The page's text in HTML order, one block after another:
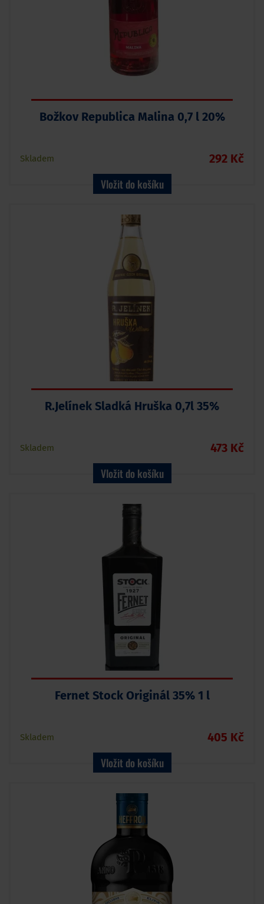
Božkov Republica Malina 0,7 l 20%
Skladem 292 Kč
Vložit do košíku
R.Jelínek Sladká Hruška 0,7l 35%
Skladem 473 Kč
Vložit do košíku
Fernet Stock Originál 35% 1 l
Skladem 405 Kč
Vložit do košíku